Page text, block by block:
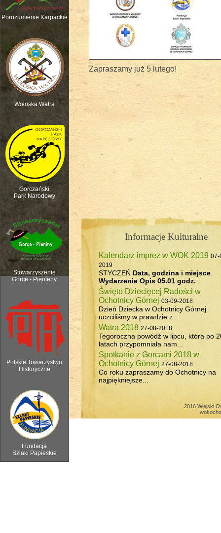
Porozumienie Karpackie
Wołoska Watra
Gorczański
Park Narodowy
Stowarzyszenie
Gorce - Pienieny
Polskie Towarzystwo
Historyczne
Fundacja
Szlaki Papieskie
Polana Kurnytowa - Forendówki 2018
Rozpoczęcie sezonu pasterskiego, 6
6 sierpnia 2018 - Watra w Ochotnicy
Zapraszamy już 5 lutego!
Informacje Kulturalne
Kalendarz imprez w WOK 2019 07-
2019
STYCZEŃ Data, godzina i miejsce
Wydarzenie Opis 05.01 godz.
Święto Dziecięcej Radości w
Ochotnicy Górnej 03-09-2018
Dzień Dziecka w Ochotnicy Górnej
uczciliśmy w prawdzie z...
Watra 2018 27-08-2018
Tegoroczna powódź w lipcu, która po
latach przypomniała nam...
Spotkanie z Gorcami 2018 w
Ochotnicy Górnej 27-08-2018
Co roku zapraszamy do Ochotnicy na
najpiękniejsze...
2016 Wiejski